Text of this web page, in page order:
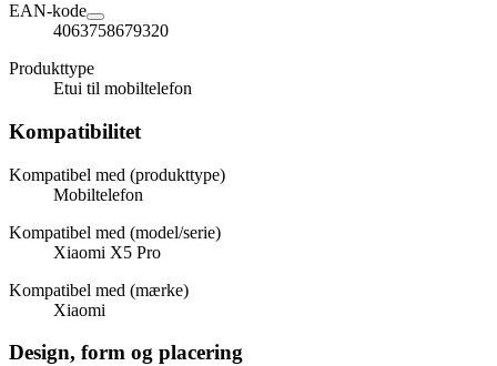
EAN-kode
4063758679320
Produkttype
Etui til mobiltelefon
Kompatibilitet
Kompatibel med (produkttype)
Mobiltelefon
Kompatibel med (model/serie)
Xiaomi X5 Pro
Kompatibel med (mærke)
Xiaomi
Design, form og placering